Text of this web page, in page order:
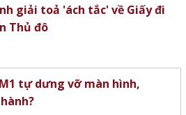
giải toả 'ách tắc' về Giấy đi
Thủ đô
tự dưng vỡ màn hình,